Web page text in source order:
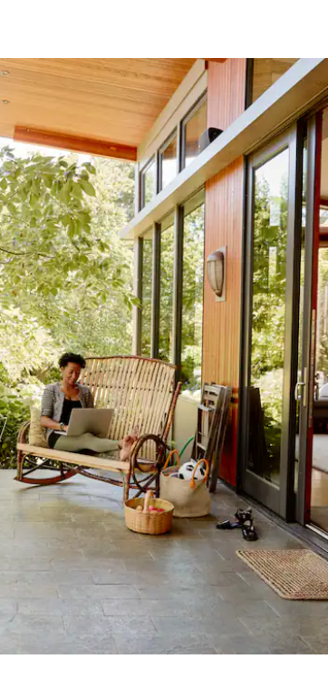
նավարկեք վեր և վար կամ ուսումնասիրեք